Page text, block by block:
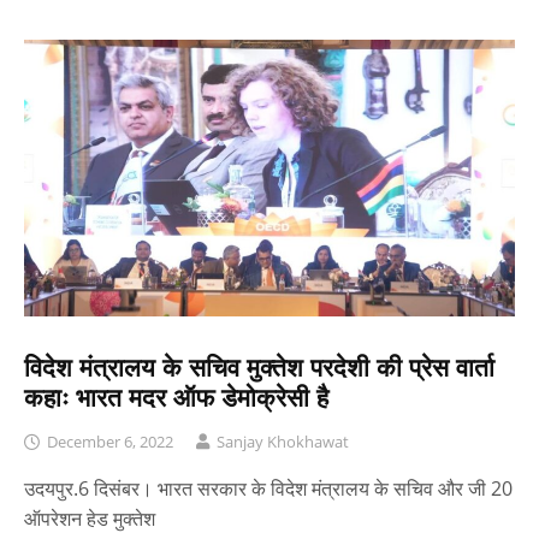
विदेश मंत्रालय के सचिव मुक्तेश परदेशी की प्रेस वार्ता
कहाः भारत मदर ऑफ डेमोक्रेसी है
December 6, 2022 Sanjay Khokhawat
उदयपुर.6 दिसंबर। भारत सरकार के विदेश मंत्रालय के सचिव और जी 20
ऑपरेशन हेड मुक्तेश